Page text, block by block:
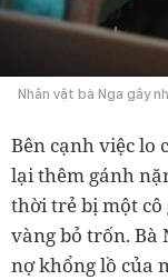
Nhân vật bà Nga gây
Bên cạnh việc lo
lại thêm gánh
thời trẻ bị một
vàng bỏ trốn. Bà
nợ khổng lồ của